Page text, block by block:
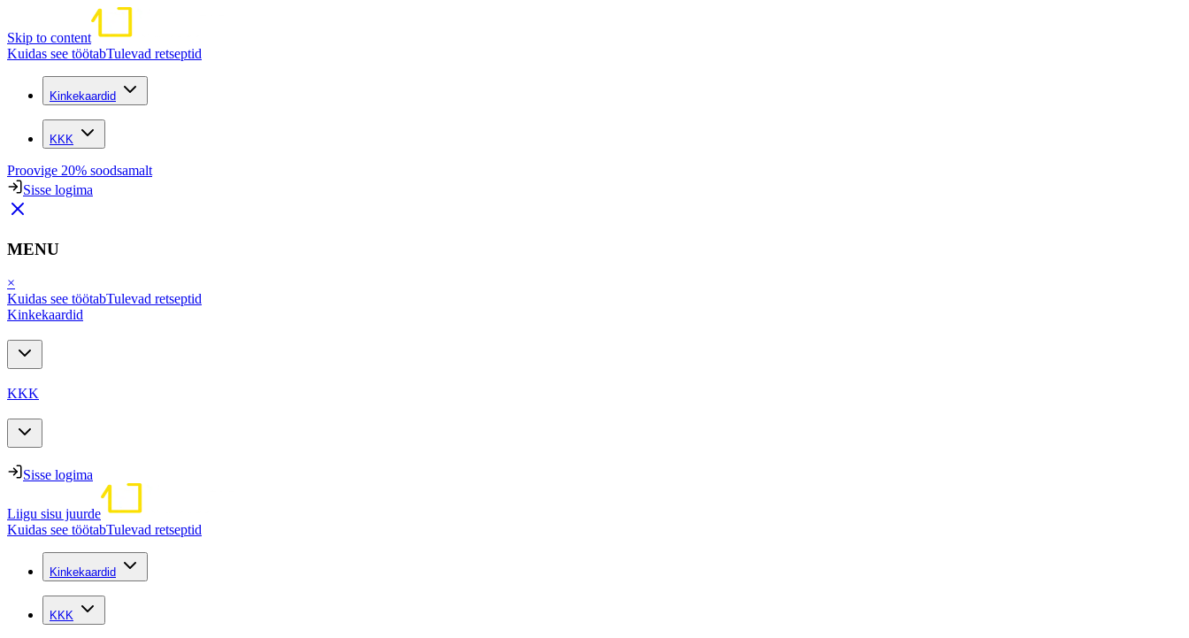
Skip to content
Kuidas see töötabTulevad retseptid
Kinkekaardid
KKK
Proovige 20% soodsamalt
Sisse logima
MENU
×
Kuidas see töötabTulevad retseptid
Kinkekaardid
KKK
Sisse logima
Liigu sisu juurde
Kuidas see töötabTulevad retseptid
Kinkekaardid
KKK